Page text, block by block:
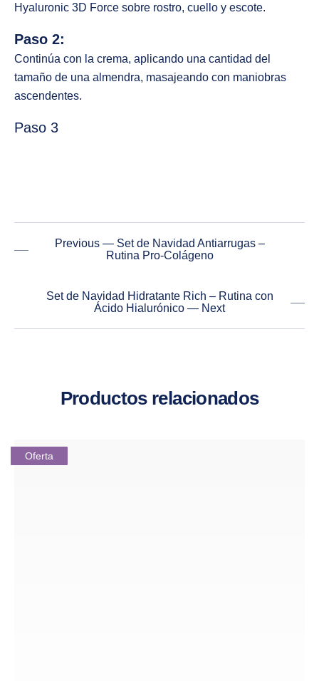
Hyaluronic 3D Force sobre rostro, cuello y escote.
Paso 2:
Continúa con la crema, aplicando una cantidad del
tamaño de una almendra, masajeando con maniobras
ascendentes.
Paso 3
Previous — Set de Navidad Antiarrugas –
Rutina Pro-Colágeno
Set de Navidad Hidratante Rich – Rutina con
Ácido Hialurónico — Next
Productos relacionados
Oferta